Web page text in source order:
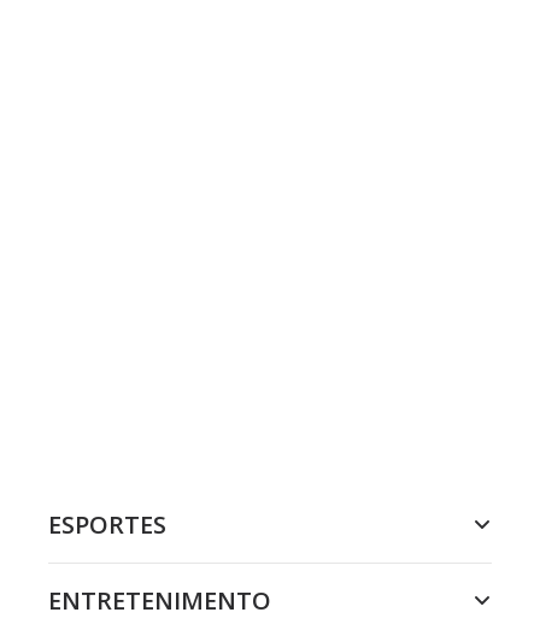
ESPORTES
ENTRETENIMENTO